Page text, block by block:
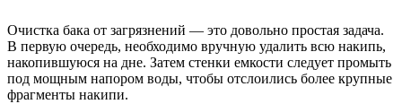
Очистка бака от загрязнений — это довольно простая задача.
В первую очередь, необходимо вручную удалить всю накипь,
накопившуюся на дне. Затем стенки емкости следует промыть
под мощным напором воды, чтобы отслоились более крупные
фрагменты накипи.